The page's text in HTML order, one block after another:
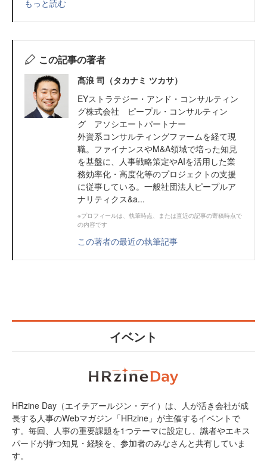
もっと読む
この記事の著者
髙浪 司（タカナミ ツカサ）
EYストラテジー・アンド・コンサルティン
グ株式会社 ピープル・コンサルティン
グ アソシエートパートナー
外資系コンサルティングファームを経て現
職。ファイナンスやM&A領域で培った知見
を基盤に、人事戦略策定やAIを活用した業
務効率化・高度化等のプロジェクトの支援
に従事している。一般社団法人ピープルア
ナリティクス&a...
※プロフィールは、執筆時点、または直近の記事の寄稿時点で
の内容です
この著者の最近の執筆記事
イベント
HRzine Day（エイチアールジン・デイ）は、人が活き会社が成
長する人事のWebマガジン「HRzine」が主催するイベントで
す。毎回、人事の重要課題を1つテーマに設定し、識者やエキス
パードが持つ知見・経験を、参加者のみなさんと共有していま
す。